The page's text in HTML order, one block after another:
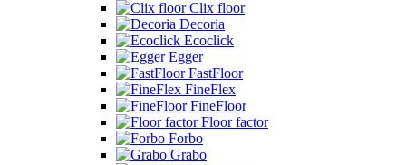
Clix floor
Decoria
Ecoclick
Egger
FastFloor
FineFlex
FineFloor
Floor factor
Forbo
Grabo